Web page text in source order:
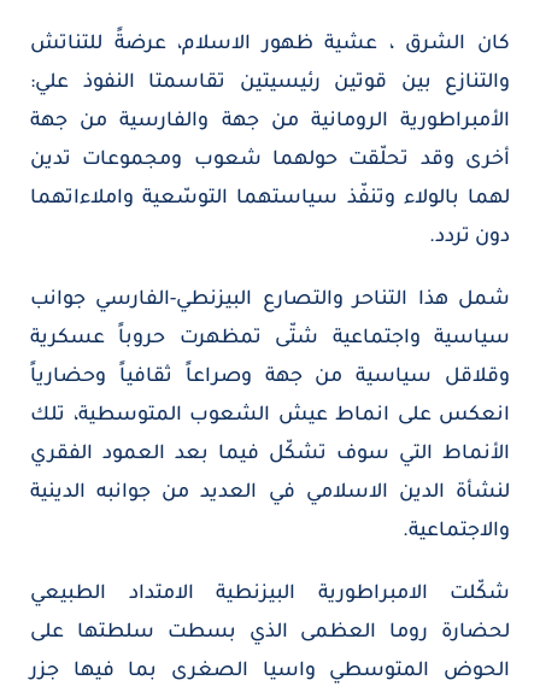
كان الشرق ، عشية ظهور الاسلام، عرضةً للتناتش
والتنازع بين قوتين رئيسيتين تقاسمتا النفوذ علي:
الأمبراطورية الرومانية من جهة والفارسية من جهة
أخرى وقد تحلّقت حولهما شعوب ومجموعات تدين
لهما بالولاء وتنفّذ سياستهما التوسّعية واملاءاتهما
دون تردد.
شمل هذا التناحر والتصارع البيزنطي-الفارسي جوانب
سياسية واجتماعية شتّى تمظهرت حروباً عسكرية
وقلاقل سياسية من جهة وصراعاً ثقافياً وحضارياً
انعكس على انماط عيش الشعوب المتوسطية، تلك
الأنماط التي سوف تشكّل فيما بعد العمود الفقري
لنشأة الدين الاسلامي في العديد من جوانبه الدينية
والاجتماعية.
شكّلت الامبراطورية البيزنطية الامتداد الطبيعي
لحضارة روما العظمى الذي بسطت سلطتها على
الحوض المتوسطي واسيا الصغرى بما فيها جزر